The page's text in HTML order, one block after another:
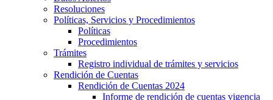
Resoluciones
Políticas, Servicios y Procedimientos
Políticas
Procedimientos
Trámites
Registro individual de trámites y servicios
Rendición de Cuentas
Rendición de Cuentas 2024
Informe de rendición de cuentas vigencia